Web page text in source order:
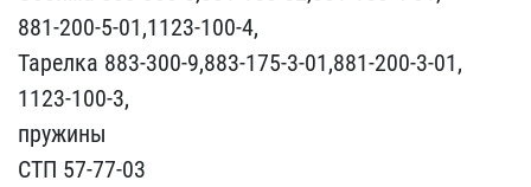
881-200-5-01,1123-1​00-4,
Тарелка 883-300-9,​883-175-3-01,881-200-3-0​1,
1123-100-3,
пружины
​СТП 57-77-03